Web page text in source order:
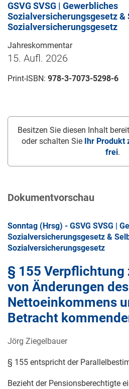
GSVG SVSG | Gewerbliches
Sozialversicherungsgesetz &
Sozialversicherungsgesetz
Jahreskommentar
15. Aufl. 2026
Print-ISBN: 978-3-7073-5298-6
Besitzen Sie diesen Inhalt
oder schalten Sie
Ihr
frei.
Dokumentvorschau
Sonntag (Hrsg) - GSVG SVSG |
Sozialversicherungsgesetz &
Sozialversicherungsgesetz
§ 155 Verpflichtung
von Änderungen des
Nettoeinkommens
Betracht
Jörg Ziegelbauer
§ 155 entspricht der
Bezieht der Pensionsberechtigte